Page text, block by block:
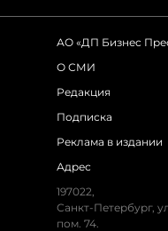
АО «ДП Бизнес
О СМИ
Редакция
Подписка
Реклама в издании
Адрес
197022,
Санкт-Петербург,
пом. 74.